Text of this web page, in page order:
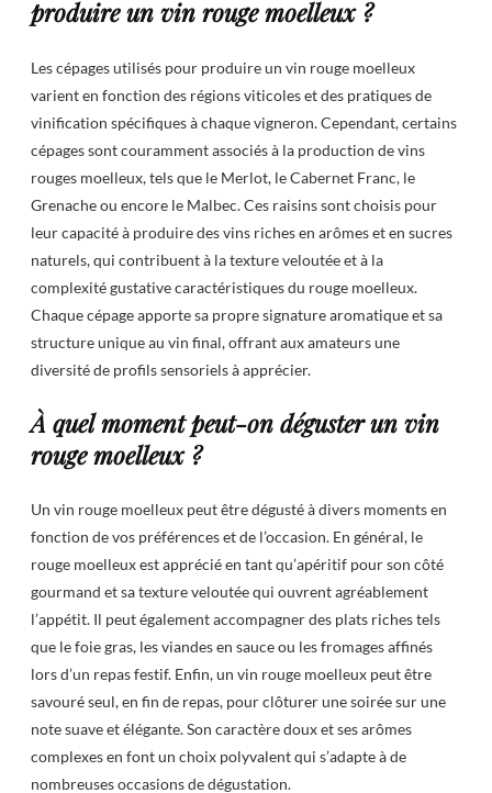
produire un vin rouge moelleux ?
Les cépages utilisés pour produire un vin rouge moelleux
varient en fonction des régions viticoles et des pratiques de
vinification spécifiques à chaque vigneron. Cependant, certains
cépages sont couramment associés à la production de vins
rouges moelleux, tels que le Merlot, le Cabernet Franc, le
Grenache ou encore le Malbec. Ces raisins sont choisis pour
leur capacité à produire des vins riches en arômes et en sucres
naturels, qui contribuent à la texture veloutée et à la
complexité gustative caractéristiques du rouge moelleux.
Chaque cépage apporte sa propre signature aromatique et sa
structure unique au vin final, offrant aux amateurs une
diversité de profils sensoriels à apprécier.
À quel moment peut-on déguster un vin
rouge moelleux ?
Un vin rouge moelleux peut être dégusté à divers moments en
fonction de vos préférences et de l’occasion. En général, le
rouge moelleux est apprécié en tant qu’apéritif pour son côté
gourmand et sa texture veloutée qui ouvrent agréablement
l’appétit. Il peut également accompagner des plats riches tels
que le foie gras, les viandes en sauce ou les fromages affinés
lors d’un repas festif. Enfin, un vin rouge moelleux peut être
savouré seul, en fin de repas, pour clôturer une soirée sur une
note suave et élégante. Son caractère doux et ses arômes
complexes en font un choix polyvalent qui s’adapte à de
nombreuses occasions de dégustation.